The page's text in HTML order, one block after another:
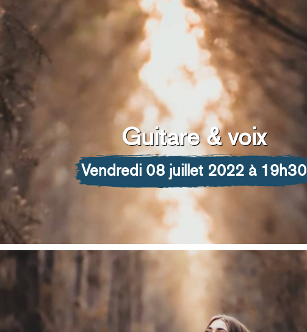
Guitare & voix
vendredi 08 juillet 2022 à 19h30